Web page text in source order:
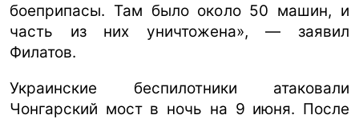
боеприпасы. Там было около 50 машин, и
часть из них уничтожена», — заявил
Филатов.
Украинские беспилотники атаковали
Чонгарский мост в ночь на 9 июня. После